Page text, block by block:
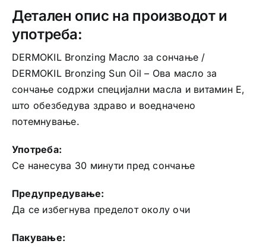
Детален опис на производот и
употреба:
DERMOKIL Bronzing Масло за сончање /
DERMOKIL Bronzing Sun Oil – Ова масло за
сончање содржи специјални масла и витамин Е,
што обезбедува здраво и воедначено
потемнување.
Употреба:
Се нанесува 30 минути пред сончање
Предупредување:
Да се избегнува пределот околу очи
Пакување: